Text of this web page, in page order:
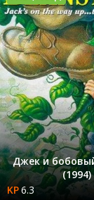
Джек и
(1994)
6.3